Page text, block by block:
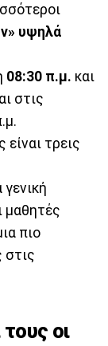
υψηλά
08:30 π.μ. και
στις
τρεις
μαθητές
πιο
στις
οι